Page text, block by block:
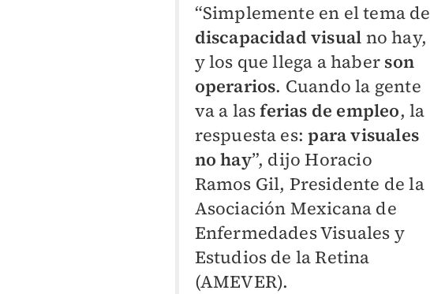
“Simplemente en el tema de
discapacidad visual no hay,
y los que llega a haber son
operarios. Cuando la gente
va a lasferias de empleo, la
respuesta es: para visuales
no hay”, dijo Horacio
Ramos Gil, Presidente de la
Asociación Mexicana de
Enfermedades Visuales y
Estudios de la Retina
(AMEVER).